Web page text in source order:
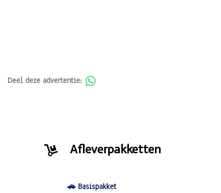
Deel deze advertentie:
Afleverpakketten
🚗 Basispakket